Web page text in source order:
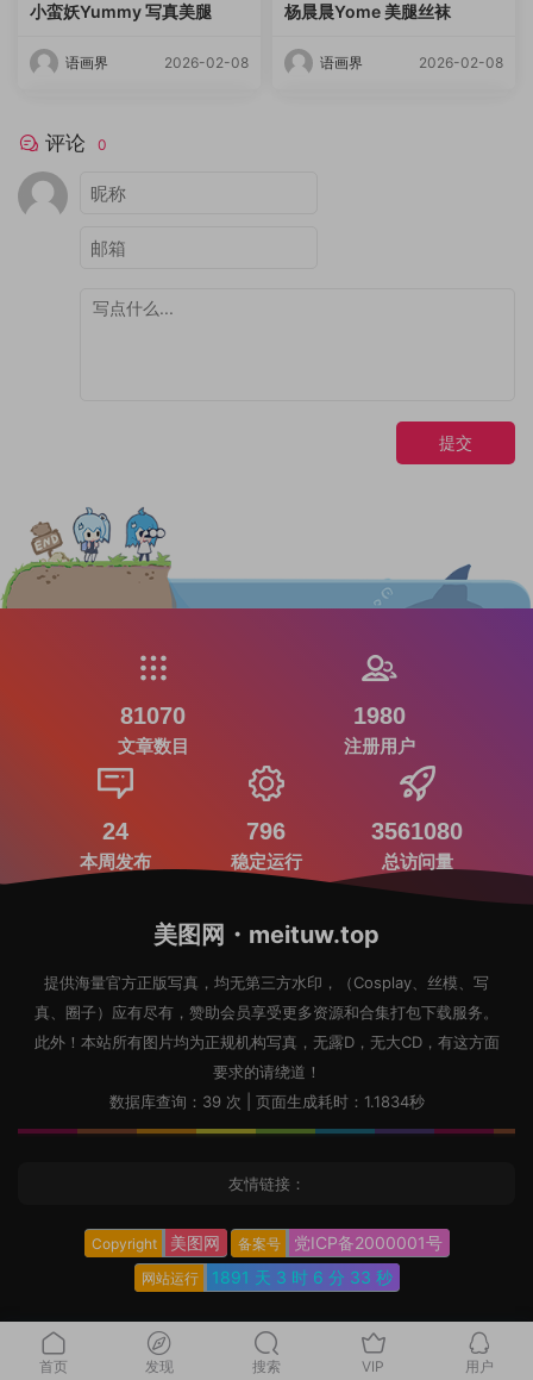
小蛮妖Yummy 写真美腿
语画界 2026-02-08
杨晨晨Yome 美腿丝袜
语画界 2026-02-08
评论 0
提交
81070
文章数目
1980
注册用户
24
本周发布
796
稳定运行
3561080
总访问量
美图网・meituw.top
提供海量官方正版写真，均无第三方水印，（Cosplay、丝模、写
真、圈子）应有尽有，赞助会员享受更多资源和合集打包下载服务。
此外！本站所有图片均为正规机构写真，无露D，无大CD，有这方面
要求的请绕道！
数据库查询：39 次 | 页面生成耗时：1.1834秒
友情链接：
Copyright 美图网 备案号 党ICP备2000001号
网站运行 1891 天 3 时 6 分 34 秒
首页 发现 搜索 VIP 用户